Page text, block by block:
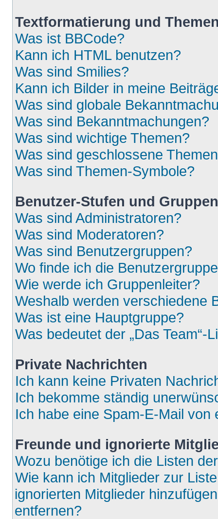
Textformatierung und
Was ist BBCode?
Kann ich HTML benutzen?
Was sind Smilies?
Kann ich Bilder in meine
Was sind globale
Was sind Bekanntmachungen?
Was sind wichtige Themen?
Was sind geschlossene
Was sind Themen-Symbole?
Benutzer-Stufen und Gruppen
Was sind Administratoren?
Was sind Moderatoren?
Was sind Benutzergruppen?
Wo finde ich die
Wie werde ich Gruppenleiter?
Weshalb werden verschiedene
Was ist eine Hauptgruppe?
Was bedeutet der „Das Team“-
Private Nachrichten
Ich kann keine Privaten
Ich bekomme ständig
Ich habe eine Spam-E-Mail
Freunde und ignorierte
Wozu benötige ich die Listen
Wie kann ich Mitglieder zur
ignorierten Mitglieder
entfernen?